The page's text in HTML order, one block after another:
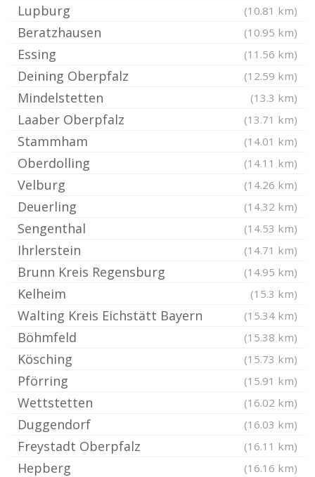
Lupburg (10.81 km)
Beratzhausen (10.95 km)
Essing (11.56 km)
Deining Oberpfalz (12.59 km)
Mindelstetten (13.3 km)
Laaber Oberpfalz (13.71 km)
Stammham (14.01 km)
Oberdolling (14.11 km)
Velburg (14.26 km)
Deuerling (14.32 km)
Sengenthal (14.53 km)
Ihrlerstein (14.71 km)
Brunn Kreis Regensburg (14.95 km)
Kelheim (15.3 km)
Walting Kreis Eichstätt Bayern (15.34 km)
Böhmfeld (15.38 km)
Kösching (15.73 km)
Pförring (15.91 km)
Wettstetten (16.02 km)
Duggendorf (16.03 km)
Freystadt Oberpfalz (16.11 km)
Hepberg (16.16 km)